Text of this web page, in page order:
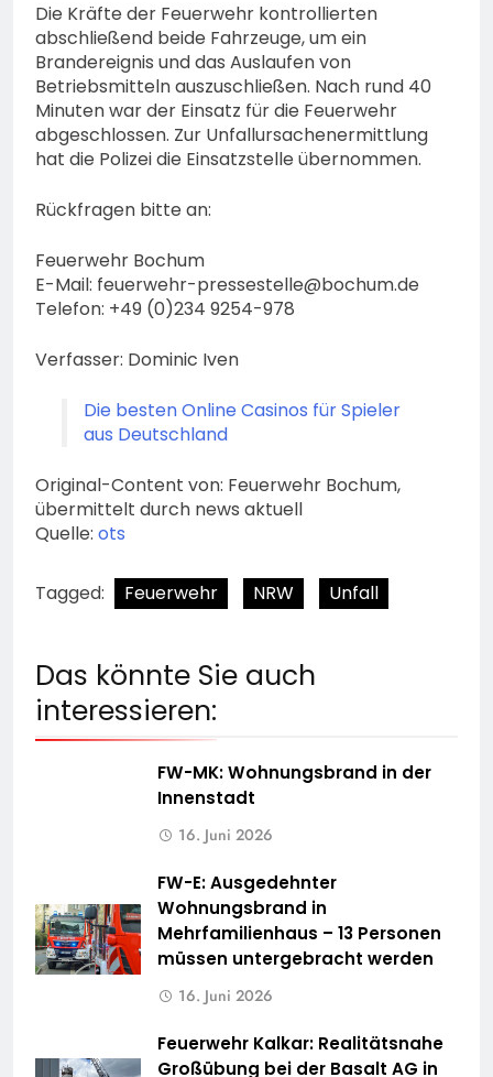
Die Kräfte der Feuerwehr kontrollierten
abschließend beide Fahrzeuge, um ein
Brandereignis und das Auslaufen von
Betriebsmitteln auszuschließen. Nach rund 40
Minuten war der Einsatz für die Feuerwehr
abgeschlossen. Zur Unfallursachenermittlung
hat die Polizei die Einsatzstelle übernommen.
Rückfragen bitte an:
Feuerwehr Bochum
E-Mail: feuerwehr-pressestelle@bochum.de
Telefon: +49 (0)234 9254-978
Verfasser: Dominic Iven
Die besten Online Casinos für Spieler
aus Deutschland
Original-Content von: Feuerwehr Bochum,
übermittelt durch news aktuell
Quelle: ots
Tagged: Feuerwehr NRW Unfall
Das könnte Sie auch
interessieren:
FW-MK: Wohnungsbrand in der
Innenstadt
16. Juni 2026
FW-E: Ausgedehnter
Wohnungsbrand in
Mehrfamilienhaus – 13 Personen
müssen untergebracht werden
16. Juni 2026
Feuerwehr Kalkar: Realitätsnahe
Großübung bei der Basalt AG in